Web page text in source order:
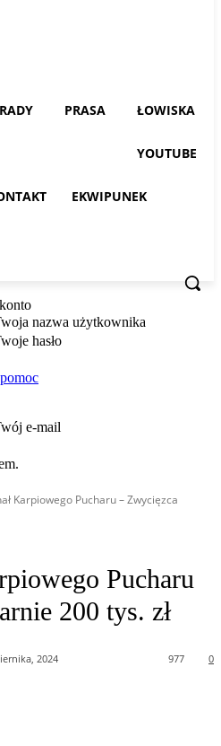
PRASA ŁOWISKA
YOUTUBE
EKWIPUNEK
nazwa użytkownika
hasło
e-mail
Karpiowego Pucharu – Zwycięzca
Pucharu
200 tys. zł
2024 0
977